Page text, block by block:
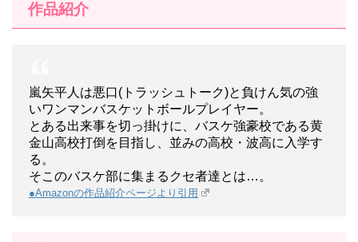
作品紹介
嵐矢平人は悪口(トラッシュトーク)と負けん気の強
いワンマンバスケットボールプレイヤー。
とある出来事を切っ掛けに、バスケ強豪校である黄
金山高校打倒を目指し、並みの高校・波高に入学す
る。
そこのバスケ部に集まるクセ者達とは…。
●Amazonの作品紹介ページより引用